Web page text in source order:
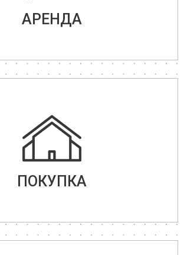
АРЕНДА
ПОКУПКА